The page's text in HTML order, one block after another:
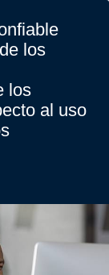
los
los
al uso